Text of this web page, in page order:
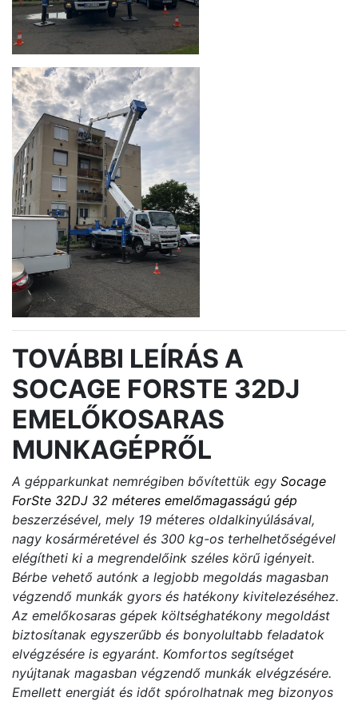
TOVÁBBI LEÍRÁS A
SOCAGE FORSTE 32DJ
EMELŐKOSARAS
MUNKAGÉPRŐL
A gépparkunkat nemrégiben bővítettük egy Socage
ForSte 32DJ 32 méteres emelőmagasságú gép
beszerzésével, mely 19 méteres oldalkinyúlásával,
nagy kosárméretével és 300 kg-os terhelhetőségével
elégítheti ki a megrendelőink széles körű igényeit.
Bérbe vehető autónk a legjobb megoldás magasban
végzendő munkák gyors és hatékony kivitelezéséhez.
Az emelőkosaras gépek költséghatékony megoldást
biztosítanak egyszerűbb és bonyolultabb feladatok
elvégzésére is egyaránt. Komfortos segítséget
nyújtanak magasban végzendő munkák elvégzésére.
Emellett energiát és időt spórolhatnak meg bizonyos